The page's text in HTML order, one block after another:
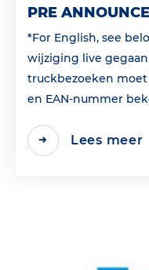
PRE
*For English, see
wijziging live
truckbezoeken
en EAN‑nummer
Lees meer